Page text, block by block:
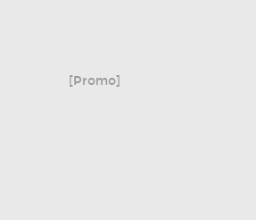
[Promo]